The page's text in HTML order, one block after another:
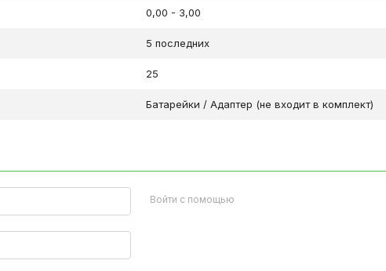
0,00 - 3,00
5 последних
25
Батарейки / Адаптер (не входит в комплект)
Войти с помощью